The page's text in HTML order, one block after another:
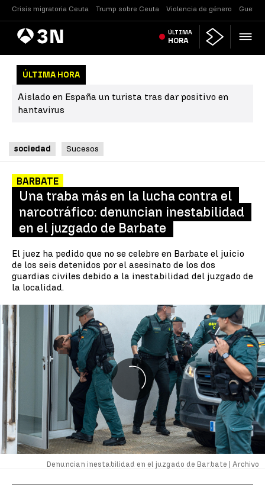
Crisis migratoria Ceuta Trump sobre Ceuta Violencia de género Guerra
AntenaNoticias ÚLTIMA
HORA
ÚLTIMA HORA
Aislado en España un turista tras dar positivo en
hantavirus
sociedad Sucesos
BARBATE
Una traba más en la lucha contra el
narcotráfico: denuncian inestabilidad
en el juzgado de Barbate
El juez ha pedido que no se celebre en Barbate el juicio
de los seis detenidos por el asesinato de los dos
guardias civiles debido a la inestabilidad del juzgado de
la localidad.
Denuncian inestabilidad en el juzgado de Barbate | Archivo